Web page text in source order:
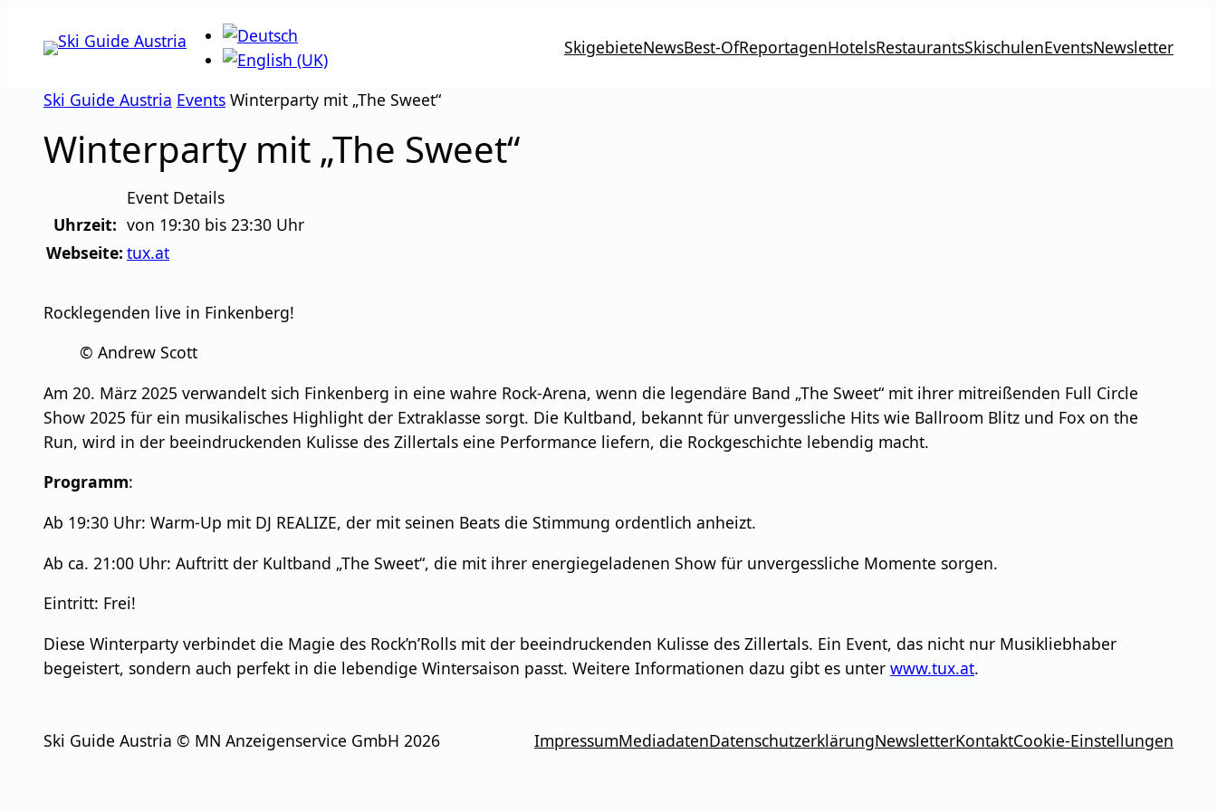
Inhalt
SkigebieteNewsBest-OfReportagenHotelsRestaurantsSkischulenEventsNewsletter
Ski Guide Austria Events Winterparty mit „The Sweet“
Winterparty mit „The Sweet“
Event Details
Uhrzeit: von 19:30 bis 23:30 Uhr
Webseite: tux.at
Rocklegenden live in Finkenberg!
© Andrew Scott
Am 20. März 2025 verwandelt sich Finkenberg in eine wahre Rock-Arena, wenn die legendäre Band „The Sweet“ mit ihrer mitreißenden Full Circle
Show 2025 für ein musikalisches Highlight der Extraklasse sorgt. Die Kultband, bekannt für unvergessliche Hits wie Ballroom Blitz und Fox on the
Run, wird in der beeindruckenden Kulisse des Zillertals eine Performance liefern, die Rockgeschichte lebendig macht.
Programm:
Ab 19:30 Uhr: Warm-Up mit DJ REALIZE, der mit seinen Beats die Stimmung ordentlich anheizt.
Ab ca. 21:00 Uhr: Auftritt der Kultband „The Sweet“, die mit ihrer energiegeladenen Show für unvergessliche Momente sorgen.
Eintritt: Frei!
Diese Winterparty verbindet die Magie des Rock’n’Rolls mit der beeindruckenden Kulisse des Zillertals. Ein Event, das nicht nur Musikliebhaber
begeistert, sondern auch perfekt in die lebendige Wintersaison passt. Weitere Informationen dazu gibt es unter www.tux.at.
Ski Guide Austria © MN Anzeigenservice GmbH 2026 ImpressumMediadatenDatenschutzerklärungNewsletterKontaktCookie-Einstellungen